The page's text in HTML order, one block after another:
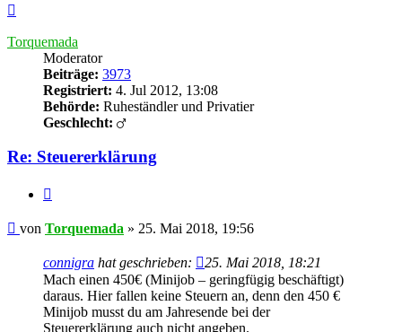
Torquemada
Moderator
Beiträge: 3973
Registriert: 4. Jul 2012, 13:08
Behörde: Ruheständler und Privatier
Geschlecht:
Re: Steuererklärung
Beitrag
von Torquemada » 25. Mai 2018, 19:56
connigra hat geschrieben:
25. Mai 2018, 18:21
Mach einen 450€ (Minijob – geringfügig beschäftigt)
daraus. Hier fallen keine Steuern an, denn den 450 €
Minijob musst du am Jahresende bei der
Steuererklärung auch nicht angeben.